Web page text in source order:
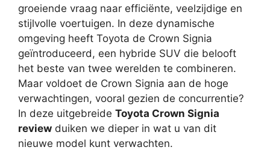
groeiende vraag naar efficiënte, veelzijdige en
stijlvolle voertuigen. In deze dynamische
omgeving heeft Toyota de Crown Signia
geïntroduceerd, een hybride SUV die belooft
het beste van twee werelden te combineren.
Maar voldoet de Crown Signia aan de hoge
verwachtingen, vooral gezien de concurrentie?
In deze uitgebreide Toyota Crown Signia
review duiken we dieper in wat u van dit
nieuwe model kunt verwachten.